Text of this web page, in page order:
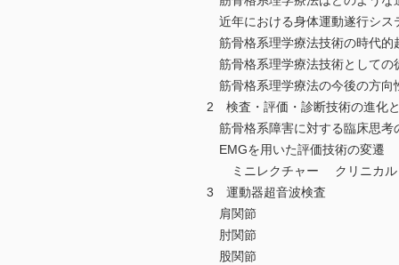
近年における身体運動遂行シス
筋骨格系理学療法技術の時代的
筋骨格系理学療法技術としての
筋骨格系理学療法の今後の方向
2 検査・評価・診断技術の進化
筋骨格系障害に対する臨床思考
EMGを用いた評価技術の変遷
ミニレクチャー クリニカル
3 運動器超音波検査
肩関節
肘関節
股関節